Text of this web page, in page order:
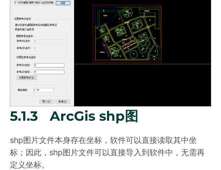
5.1.3 ArcGis shp图
shp图片文件本身存在坐标，软件可以直接读取其中坐
标；因此，shp图片文件可以直接导入到软件中，无需再
定义坐标。